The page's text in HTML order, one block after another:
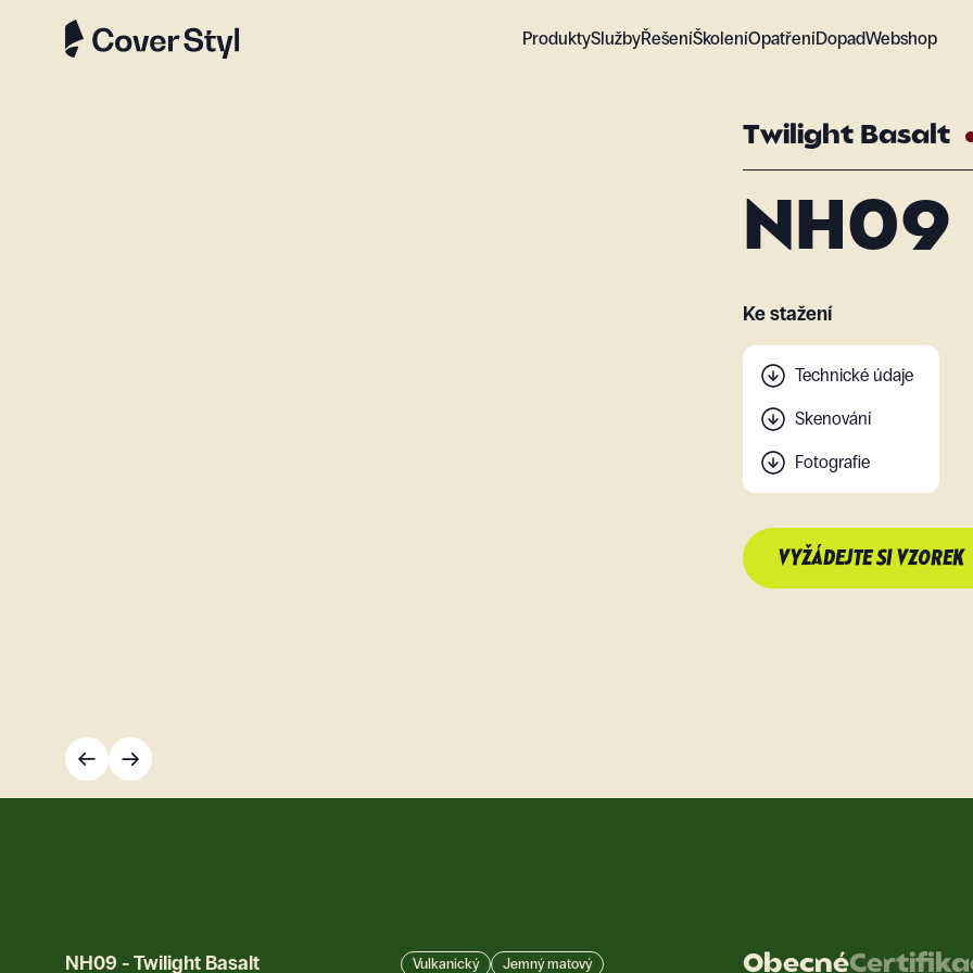
ProduktySlužbyŘešeníŠkoleníOpatřeníDopadWebshop
Twilight Basalt
NH09
Ke stažení
Technické údaje
Skenování
Fotografie
VYŽÁDEJTE SI VZOREK
NH09 -Twilight Basalt Vulkanický Jemný matový Obecné